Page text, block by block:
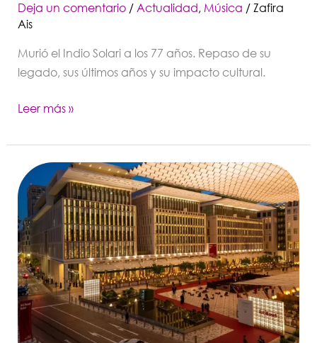
Deja un comentario / Actualidad, Música / Zafira
Ais
Murió el Indio Solari a los 77 años. Repaso de su
legado, sus últimos años y su impacto cultural.
Leer más »
Art
Basel
Qatar
nombra
a
Wassan
Al-
Khudhairi
y